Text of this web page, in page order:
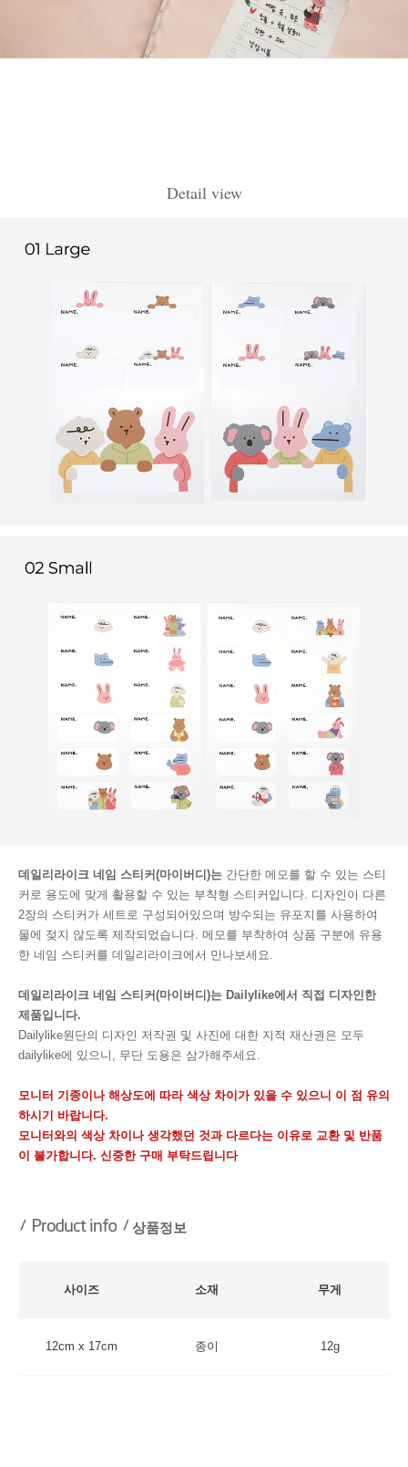
Detail view
데일리라이크 네임 스티커(마이버디)는 간단한 메모를 할 수 있는 스티
커로 용도에 맞게 활용할 수 있는 부착형 스티커입니다. 디자인이 다른
2장의 스티커가 세트로 구성되어있으며 방수되는 유포지를 사용하여
물에 젖지 않도록 제작되었습니다. 메모를 부착하여 상품 구분에 유용
한 네임 스티커를 데일리라이크에서 만나보세요.
데일리라이크 네임 스티커(마이버디)는 Dailylike에서 직접 디자인한
제품입니다.
Dailylike원단의 디자인 저작권 및 사진에 대한 지적 재산권은 모두
dailylike에 있으니, 무단 도용은 삼가해주세요.
모니터 기종이나 해상도에 따라 색상 차이가 있을 수 있으니 이 점 유의
하시기 바랍니다.
모니터와의 색상 차이나 생각했던 것과 다르다는 이유로 교환 및 반품
이 불가합니다. 신중한 구매 부탁드립니다
상품정보
사이즈 소재 무게
12cm x 17cm 종이 12g